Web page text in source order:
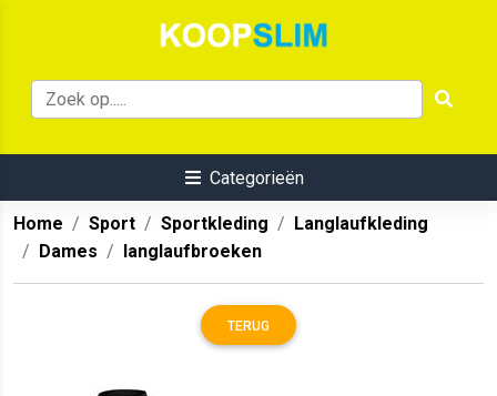
Categorieën
Home Sport Sportkleding
Langlaufkleding
Dames
langlaufbroeken
TERUG